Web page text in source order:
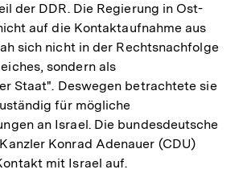
der DDR. Die Regierung in Ost-
auf die Kontaktaufnahme aus
sich nicht in der Rechtsnachfolge
sondern als
Staat". Deswegen betrachtete sie
für mögliche
an Israel. Die bundesdeutsche
Konrad Adenauer (CDU)
mit Israel auf.